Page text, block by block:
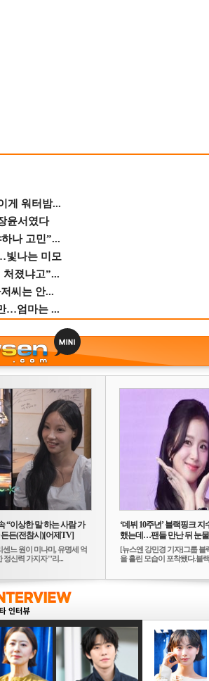
게 워터밤...
윤서였다
나 고민”...
빛나는 미모
졌냐고”...
씨는 안...
…엄마는 ...
“이상한 말 하는 사람 가
든(전참시)[어제TV]
느 원이 미나미, 유명세 억
정신력 가지자"'리...
‘데뷔 10주년’ 블랙핑크
했는데…팬들 만난 뒤 눈물
[뉴스엔 강민경 기자]그룹 블
을 흘린 모습이 포착됐다.블